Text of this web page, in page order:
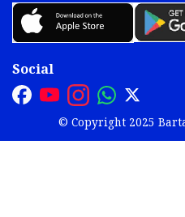
Social
© Copyright 2025